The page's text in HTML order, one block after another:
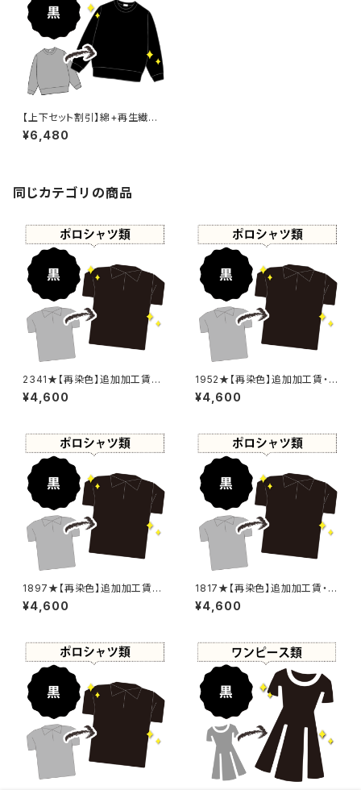
【上下セット割引】綿+再生繊維
+合成繊維50%以下 黒染め ス
ウェット・トレーナー 【元色：紺
¥6,480
同じカテゴリの商品
2341★【再染色】追加加工賃・
黒染め
¥4,600
1952★【再染色】追加加工賃・
黒染め
¥4,600
1897★【再染色】追加加工賃・
黒染め
¥4,600
1817★【再染色】追加加工賃・黒
染め
¥4,600